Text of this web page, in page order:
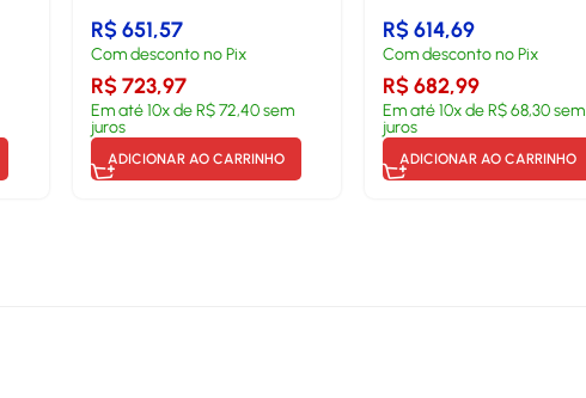
R$651,57
Com desconto no Pix
R$723,97
Em até10x deR$72,40sem
juros
ADICIONAR AO CARRINHO
R$614,69
Com desconto no Pix
R$682,99
Em até10x deR$68,30sem
juros
ADICIONAR AO CARRINHO